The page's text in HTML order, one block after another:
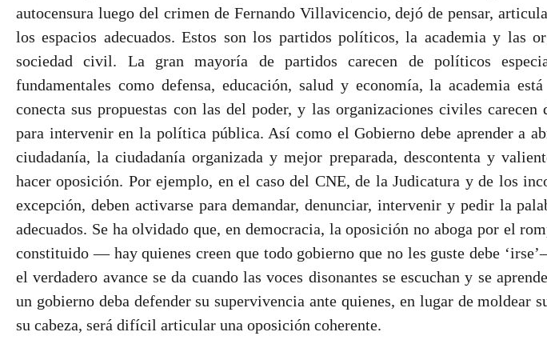
autocensura luego del crimen de Fernando Villavicencio, dejó de pensar,
los espacios adecuados. Estos son los partidos políticos, la academia y las
sociedad civil. La gran mayoría de partidos carecen de políticos
fundamentales como defensa, educación, salud y economía, la academia
conecta sus propuestas con las del poder, y las organizaciones civiles carecen
para intervenir en la política pública. Así como el Gobierno debe aprender a
ciudadanía, la ciudadanía organizada y mejor preparada, descontenta y
hacer oposición. Por ejemplo, en el caso del CNE, de la Judicatura y de los
excepción, deben activarse para demandar, denunciar, intervenir y pedir la
adecuados. Se ha olvidado que, en democracia, la oposición no aboga por el
constituido — hay quienes creen que todo gobierno que no les guste debe
el verdadero avance se da cuando las voces disonantes se escuchan y se
un gobierno deba defender su supervivencia ante quienes, en lugar de moldear
su cabeza, será difícil articular una oposición coherente.